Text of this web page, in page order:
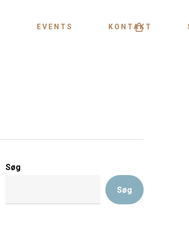
EVENTS KONTAKT
Søg
Søg